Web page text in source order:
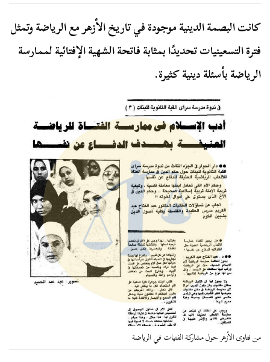
كانت البصمة الدينية موجودة في تاريخ الأزهر مع الرياضة وتمثل
فترة التسعينيات تحديدًا بمثابة فاتحة الشهية الإفتائية لممارسة
الرياضة بأسئلة دينية كثيرة.
من فتاوى الأزهر حول مشاركة الفتيات في الرياضة